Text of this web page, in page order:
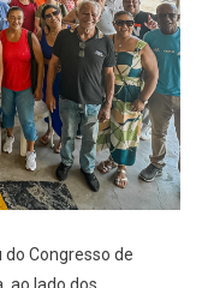
Congresso de
ao lado dos